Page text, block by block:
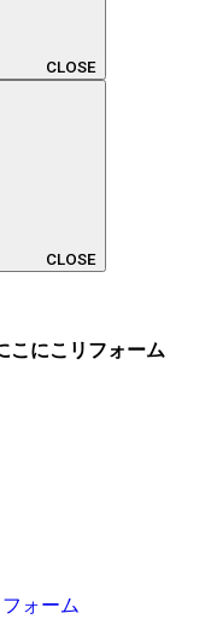
CLOSE
CLOSE
こにこリフォーム
ォーム